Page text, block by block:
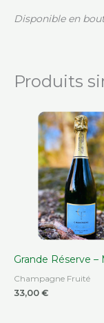
Disponible en
Produits
Grande Réserve
Champagne Fruité
33,00 €